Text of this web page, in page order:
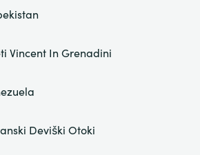
Vincent In Grenadini
Deviški Otoki